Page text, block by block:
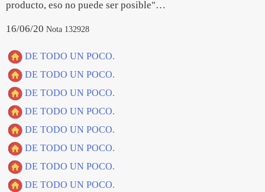
producto, eso no puede ser posible"…
16/06/20 Nota 132928
DE TODO UN POCO.
DE TODO UN POCO.
DE TODO UN POCO.
DE TODO UN POCO.
DE TODO UN POCO.
DE TODO UN POCO.
DE TODO UN POCO.
DE TODO UN POCO.